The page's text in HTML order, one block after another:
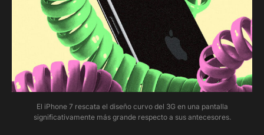
El iPhone 7 rescata el diseño curvo del 3G en una pantalla
significativamente más grande respecto a sus antecesores.